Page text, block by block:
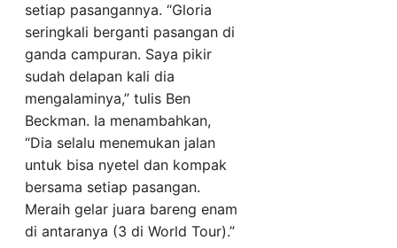
setiap pasangannya. “Gloria
seringkali berganti pasangan di
ganda campuran. Saya pikir
sudah delapan kali dia
mengalaminya,” tulis Ben
Beckman. Ia menambahkan,
“Dia selalu menemukan jalan
untuk bisa nyetel dan kompak
bersama setiap pasangan.
Meraih gelar juara bareng enam
di antaranya (3 di World Tour).”